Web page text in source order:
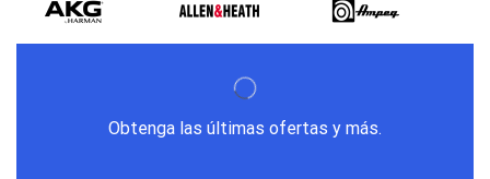
Obtenga las últimas ofertas y más.